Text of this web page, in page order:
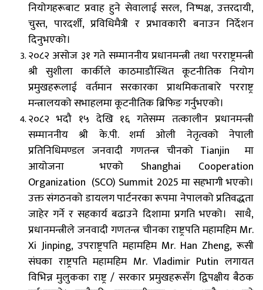
नियोगहरूबाट प्रवाहहुने सेवालाई सरल, निष्पक्ष, उत्तरदायी,
चुस्त, पारदर्शी, प्रविधिमैत्री र प्रभावकारी बनाउननिर्देशन
दिनुभएको।
२०८२ असोज ३१ गते सम्माननीय प्रधानमन्त्री तथा परराष्ट्रमन्त्री
श्री सुशीला कार्कीले काठमाडौंस्थित कूटनीतिक नियोग
प्रमुखहरूलाई वर्तमान सरकारका प्राथमिकताबारे परराष्ट्र
मन्त्रालयको सभाहलमा कूटनीतिक ब्रिफिङगर्नुभएको।
२०८२ भदौ १५ देखि १६ गतेसम्म तत्कालीन प्रधानमन्त्री
सम्माननीय श्री के.पी. शर्मा ओली नेतृत्वको नेपाली
प्रतिनिधिमण्डल जनवादी गणतन्त्र चीनको Tianjin मा
आयोजना भएको Shanghai Cooperation
Organization (SCO) Summit 2025 मा सहभागी भएको।
उक्त संगठनको डायलग पार्टनरका रूपमा नेपालको प्रतिवद्धता
जाहेर गर्ने र सहकार्य बढाउने दिशामा प्रगति भएको। साथै,
प्रधानमन्त्रीले जनवादी गणतन्त्र चीनका राष्ट्रपति महामहिम Mr.
Xi Jinping, उपराष्ट्रपति महामहिम Mr. Han Zheng, रूसी
संघका राष्ट्रपति महामहिम Mr. Vladimir Putin लगायत
विभिन्न मुलुकका राष्ट्र / सरकार प्रमुखहरूसँग द्विपक्षीय बैठक